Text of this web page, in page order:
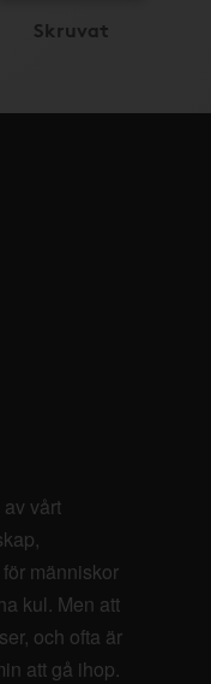
Skruvat
vårt
människor
kul. Men att
och ofta är
att gå ihop.